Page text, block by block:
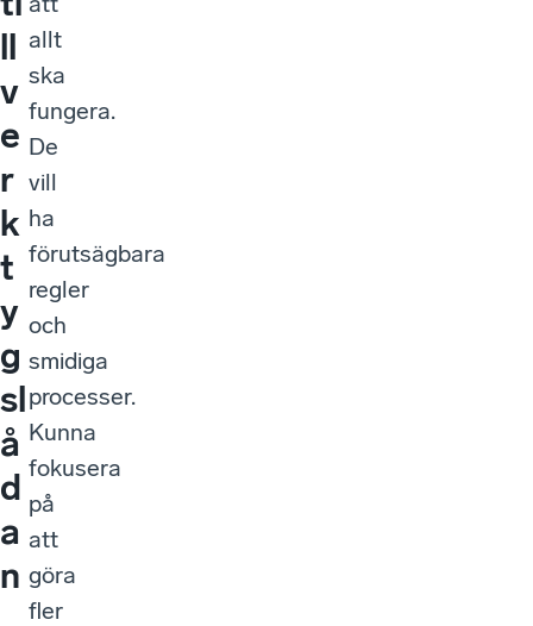
ll
v
e
r
k
t
y
g
sl
å
d
a
n
allt
ska
fungera.
De
vill
ha
förutsägbara
regler
och
smidiga
processer.
Kunna
fokusera
på
att
göra
fler